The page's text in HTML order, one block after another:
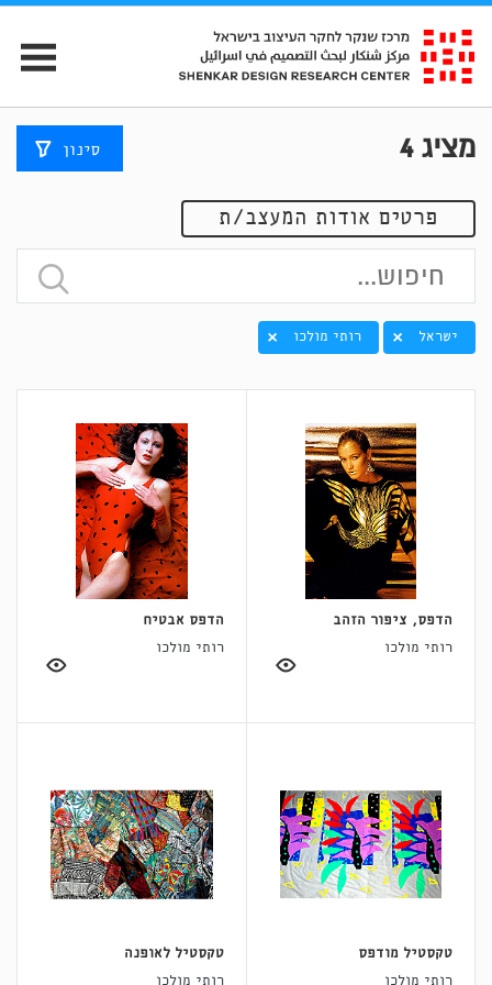
מציג4 סינון
פרטים אודות המעצב/ת
ישראל רותי מולכו
הדפס, ציפור הזהב
רותי מולכו
הדפס אבטיח
רותי מולכו
טקסטיל מודפס
רותי מולכו
טקסטיל לאופנה
רותי מולכו